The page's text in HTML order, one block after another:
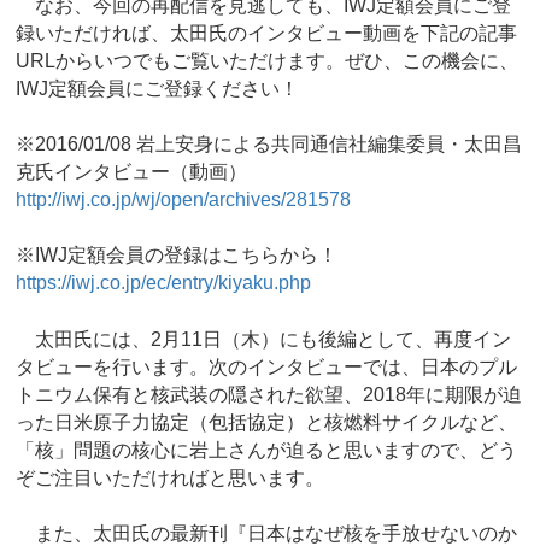
なお、今回の再配信を見逃しても、IWJ定額会員にご登
録いただければ、太田氏のインタビュー動画を下記の記事
URLからいつでもご覧いただけます。ぜひ、この機会に、
IWJ定額会員にご登録ください！
※2016/01/08 岩上安身による共同通信社編集委員・太田昌
克氏インタビュー（動画）
http://iwj.co.jp/wj/open/archives/281578
※IWJ定額会員の登録はこちらから！
https://iwj.co.jp/ec/entry/kiyaku.php
太田氏には、2月11日（木）にも後編として、再度イン
タビューを行います。次のインタビューでは、日本のプル
トニウム保有と核武装の隠された欲望、2018年に期限が迫
った日米原子力協定（包括協定）と核燃料サイクルなど、
「核」問題の核心に岩上さんが迫ると思いますので、どう
ぞご注目いただければと思います。
また、太田氏の最新刊『日本はなぜ核を手放せないのか